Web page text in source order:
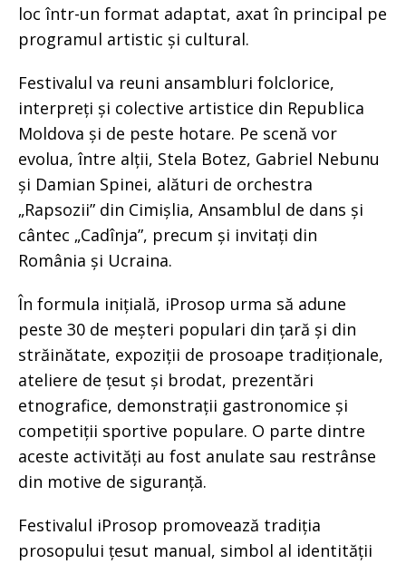
loc într-un format adaptat, axat în principal pe
programul artistic și cultural.
Festivalul va reuni ansambluri folclorice,
interpreți și colective artistice din Republica
Moldova și de peste hotare. Pe scenă vor
evolua, între alții, Stela Botez, Gabriel Nebunu
și Damian Spinei, alături de orchestra
„Rapsozii” din Cimișlia, Ansamblul de dans și
cântec „Cadînja”, precum și invitați din
România și Ucraina.
În formula inițială, iProsop urma să adune
peste 30 de meșteri populari din țară și din
străinătate, expoziții de prosoape tradiționale,
ateliere de țesut și brodat, prezentări
etnografice, demonstrații gastronomice și
competiții sportive populare. O parte dintre
aceste activități au fost anulate sau restrânse
din motive de siguranță.
Festivalul iProsop promovează tradiția
prosopului țesut manual, simbol al identității